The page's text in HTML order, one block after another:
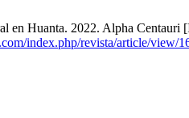
en Huanta. 2022. Alpha
index.php/revista/article/view/